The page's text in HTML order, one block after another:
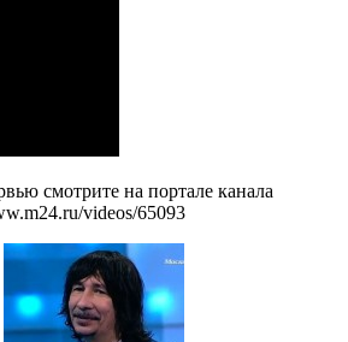
смотрите на портале канала
videos/65093